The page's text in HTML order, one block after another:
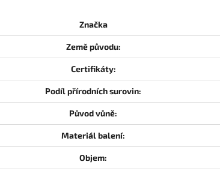
Značka
Země původu:
Certifikáty:
Podíl přírodních surovin:
Původ vůně:
Materiál balení:
Objem: